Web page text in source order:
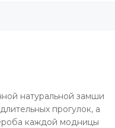
натуральной замши
прогулок, а
каждой модницы